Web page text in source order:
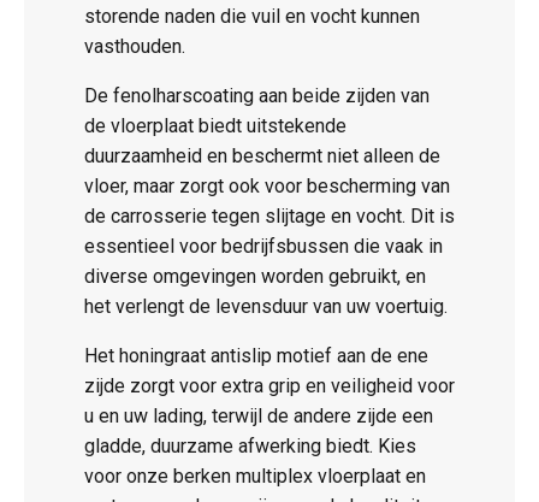
storende naden die vuil en vocht kunnen
vasthouden.
De fenolharscoating aan beide zijden van
de vloerplaat biedt uitstekende
duurzaamheid en beschermt niet alleen de
vloer, maar zorgt ook voor bescherming van
de carrosserie tegen slijtage en vocht. Dit is
essentieel voor bedrijfsbussen die vaak in
diverse omgevingen worden gebruikt, en
het verlengt de levensduur van uw voertuig.
Het honingraat antislip motief aan de ene
zijde zorgt voor extra grip en veiligheid voor
u en uw lading, terwijl de andere zijde een
gladde, duurzame afwerking biedt. Kies
voor onze berken multiplex vloerplaat en